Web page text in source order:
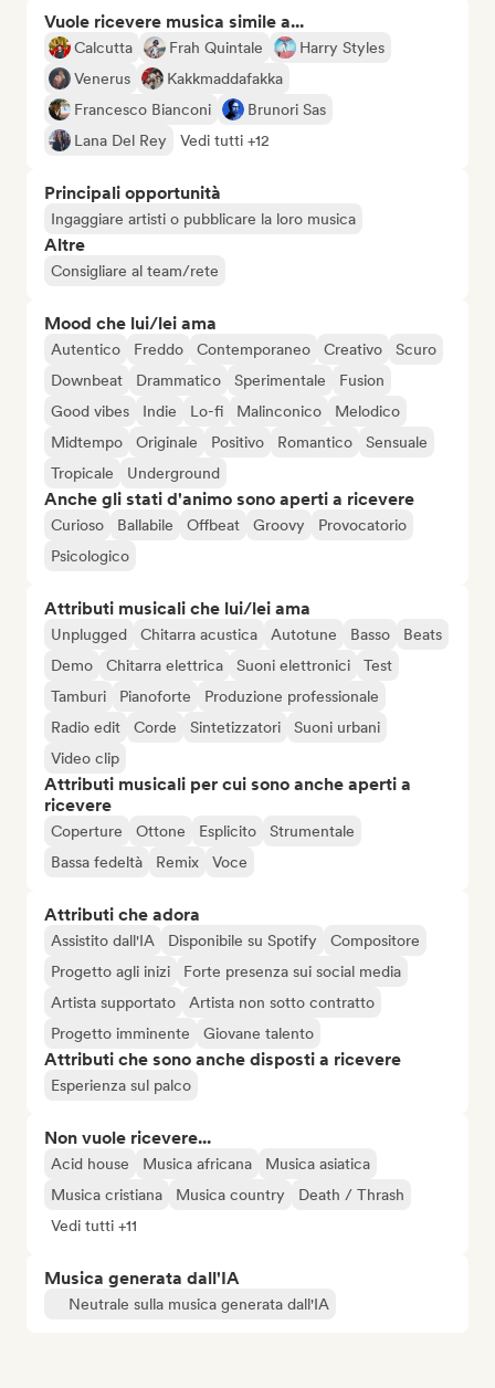
Vuole ricevere musica simile a...
Calcutta Frah Quintale
Harry Styles
Venerus
Kakkmaddafakka
Francesco Bianconi
Brunori Sas
Lana Del Rey
Vedi tutti +12
Principali opportunità
Ingaggiare artisti o pubblicare la loro musica
Altre
Consigliare al team/rete
Mood che lui/lei ama
Autentico Freddo Contemporaneo Creativo
Scuro
Downbeat
Drammatico Sperimentale
Fusion
Good vibes
Indie Lo-fi Malinconico
Melodico
Midtempo
Originale Positivo Romantico
Sensuale
Tropicale
Underground
Anche gli stati d'animo sono aperti a ricevere
Curioso Ballabile Offbeat Groovy
Provocatorio
Psicologico
Attributi musicali che lui/lei ama
Unplugged Chitarra acustica Autotune Basso
Beats
Demo
Chitarra elettrica Suoni elettronici
Test
Tamburi
Pianoforte
Produzione professionale
Radio edit
Corde Sintetizzatori
Suoni urbani
Video clip
Attributi musicali per cui sono anche aperti a
ricevere
Coperture Ottone Esplicito
Strumentale
Bassa fedeltà
Remix Voce
Attributi che adora
Assistito dall'IA Disponibile su Spotify
Compositore
Progetto agli inizi
Forte presenza sui social media
Artista supportato
Artista non sotto contratto
Progetto imminente
Giovane talento
Attributi che sono anche disposti a ricevere
Esperienza sul palco
Non vuole ricevere...
Acid house Musica africana
Musica asiatica
Musica cristiana
Musica country
Death / Thrash
Vedi tutti +11
Musica generata dall'IA
Neutrale sulla musica generata dall'IA